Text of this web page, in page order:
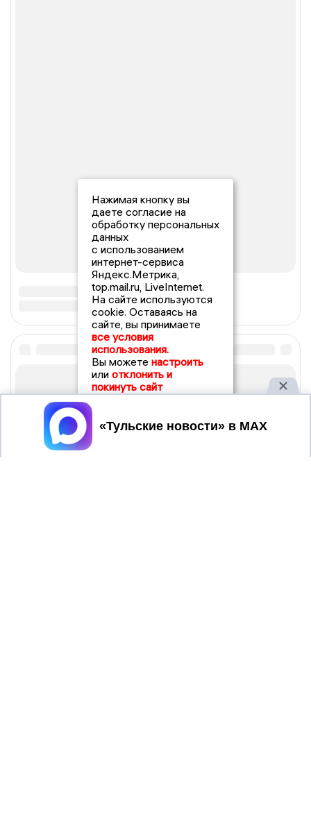
Нажимая кнопку вы
даете согласие на
обработку персональных
данных
с использованием
интернет-сервиса
Яндекс.Метрика,
top.mail.ru, LiveInternet.
На сайте используются
cookie. Оставаясь на
сайте, вы принимаете
все условия
использования.
Вы можете настроить
или отклонить и
покинуть сайт
Принять